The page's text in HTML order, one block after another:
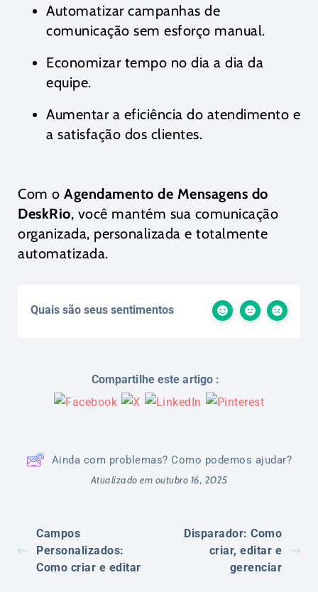
Automatizar campanhas de
comunicação sem esforço manual.
Economizar tempo no dia a dia da
equipe.
Aumentar a eficiência do atendimento e
a satisfação dos clientes.
Com o Agendamento de Mensagens do
DeskRio, você mantém sua comunicação
organizada, personalizada e totalmente
automatizada.
Quais são seus sentimentos
Compartilhe este artigo :
Ainda com problemas? Como podemos ajudar?
Atualizado em outubro 16, 2025
Campos
Personalizados:
Como criar e editar
Disparador: Como
criar, editar e
gerenciar